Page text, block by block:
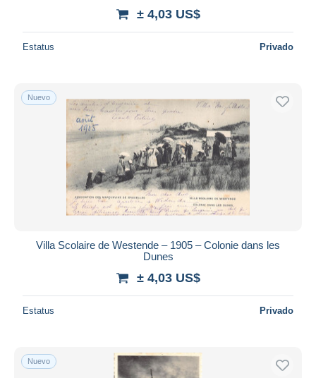
± 4,03 US$
Estatus Privado
Nuevo
Villa Scolaire de Westende – 1905 – Colonie dans les
Dunes
± 4,03 US$
Estatus Privado
Nuevo